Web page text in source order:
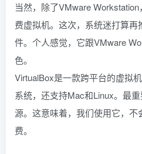
当然，除了VMware
费虚拟机。这次，系统迷打算
件。个人感觉，它跟VMware
色。
VirtualBox是一款跨平台的虚拟
系统，还支持Mac和Linux。最
源。这意味着，我们使用它，
费。